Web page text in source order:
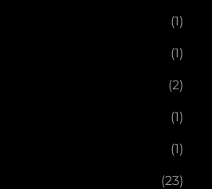
(1)
(1)
(2)
(1)
(1)
(23)